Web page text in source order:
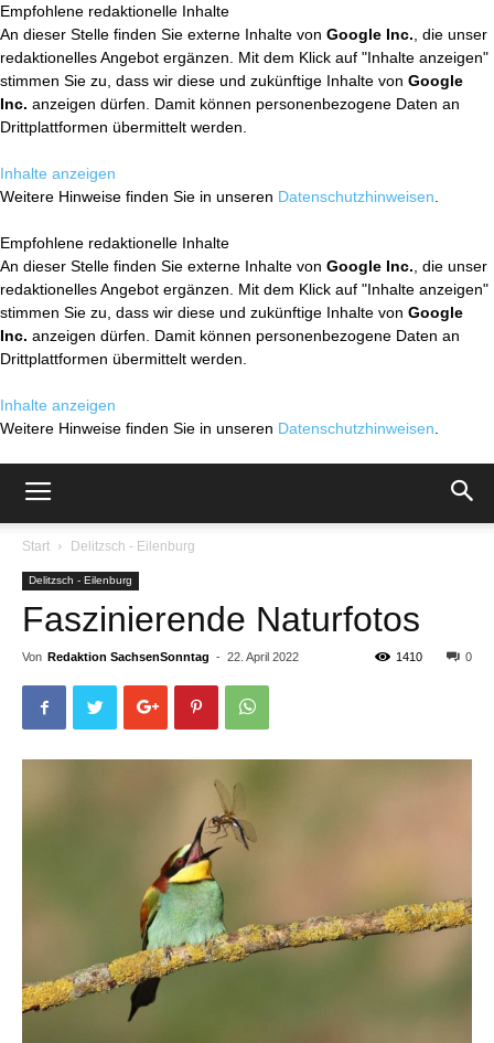
Empfohlene redaktionelle Inhalte
An dieser Stelle finden Sie externe Inhalte von Google Inc. , die unser
redaktionelles Angebot ergänzen. Mit dem Klick auf "Inhalte anzeigen"
stimmen Sie zu, dass wir diese und zukünftige Inhalte von Google
Inc. anzeigen dürfen. Damit können personenbezogene Daten an
Drittplattformen übermittelt werden.
Inhalte anzeigen
Weitere Hinweise finden Sie in unseren Datenschutzhinweisen
Empfohlene redaktionelle Inhalte
An dieser Stelle finden Sie externe Inhalte von Google Inc. , die unser
redaktionelles Angebot ergänzen. Mit dem Klick auf "Inhalte anzeigen"
stimmen Sie zu, dass wir diese und zukünftige Inhalte von Google
Inc. anzeigen dürfen. Damit können personenbezogene Daten an
Drittplattformen übermittelt werden.
Inhalte anzeigen
Weitere Hinweise finden Sie in unseren Datenschutzhinweisen
Start Delitzsch - Eilenburg
Delitzsch - Eilenburg
Faszinierende Naturfotos
Von Redaktion SachsenSonntag - 22. April 2022 0
1410